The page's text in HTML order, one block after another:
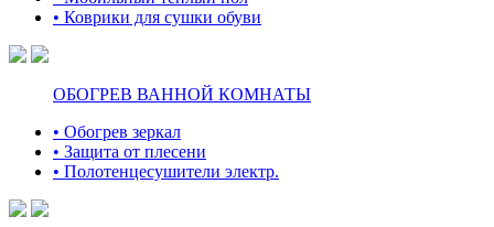
• Коврики для сушки обуви
ОБОГРЕВ ВАННОЙ КОМНАТЫ
• Обогрев зеркал
• Защита от плесени
• Полотенцесушители электр.